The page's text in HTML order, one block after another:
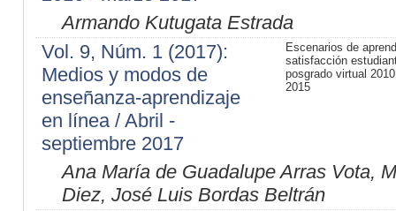
Armando Kutugata Estrada
Vol. 9, Núm. 1 (2017):
Medios y modos de
enseñanza-aprendizaje
en línea / Abril -
septiembre 2017
Escenarios de
satisfacción
posgrado virtual
2015
Ana María de Guadalupe Arras Vota,
Diez, José Luis Bordas Beltrán